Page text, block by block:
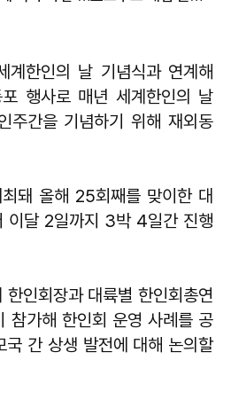
계한인의 날 기념식과 연계해
행사로 매년 세계한인의 날
주간을 기념하기 위해 재외동
돼 올해 25회째를 맞이한 대
이달 2일까지 3박 4일간 진행
인회장과 대륙별 한인회총연
가해 한인회 운영 사례를 공
국 간 상생 발전에 대해 논의할